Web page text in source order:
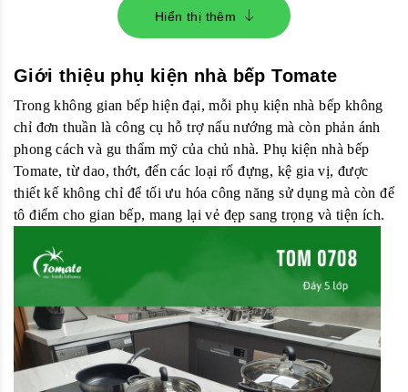
Hiển thị thêm
Giới thiệu phụ kiện nhà bếp Tomate
Trong không gian bếp hiện đại, mỗi phụ kiện nhà bếp không
chỉ đơn thuần là công cụ hỗ trợ nấu nướng mà còn phản ánh
phong cách và gu thẩm mỹ của chủ nhà. Phụ kiện nhà bếp
Tomate, từ dao, thớt, đến các loại rổ đựng, kệ gia vị, được
thiết kế không chỉ để tối ưu hóa công năng sử dụng mà còn để
tô điểm cho gian bếp, mang lại vẻ đẹp sang trọng và tiện ích.